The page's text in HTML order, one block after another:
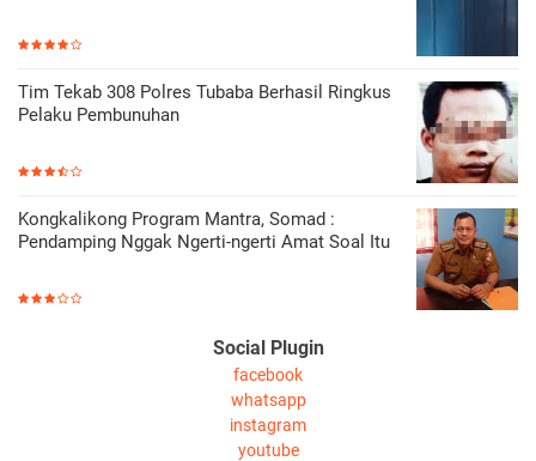
Tim Tekab 308 Polres Tubaba Berhasil Ringkus
Pelaku Pembunuhan
Kongkalikong Program Mantra, Somad :
Pendamping Nggak Ngerti-ngerti Amat Soal Itu
Social Plugin
facebook
whatsapp
instagram
youtube